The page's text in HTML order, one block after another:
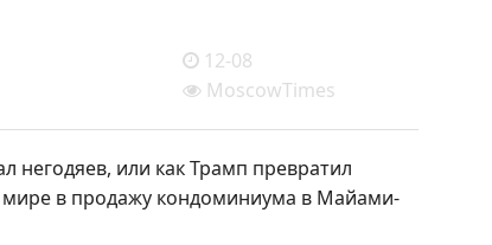
12-08
MoscowTimes
негодяев, или как Трамп превратил
в продажу кондоминиума в Майами-